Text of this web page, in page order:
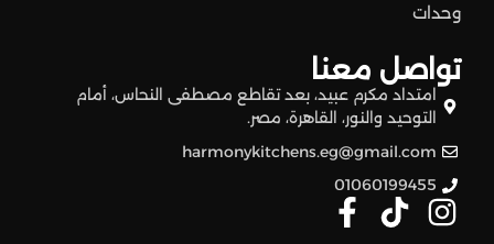
تواصل معنا
امتداد مكرم عبيد، بعد تقاطع مصطفى النحاس، أمام
التوحيد والنور، القاهرة، مصر.
harmonykitchens.eg@gmail.com
01060199455
وحدات